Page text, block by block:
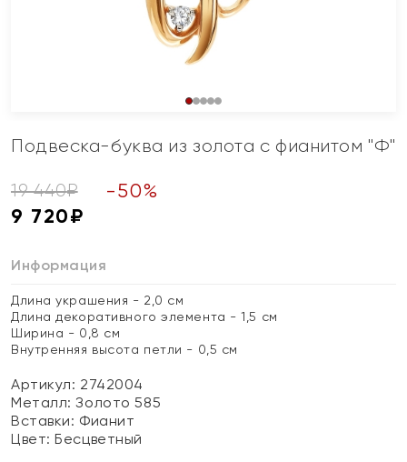
Подвеска-буква из золота с фианитом "Ф"
19 440₽ -50%
9 720₽
Информация
Длина украшения - 2,0 см
Длина декоративного элемента - 1,5 см
Ширина - 0,8 см
Внутренняя высота петли - 0,5 см
Артикул: 2742004
Металл:Золото 585
Вставки: Фианит
Цвет:Бесцветный